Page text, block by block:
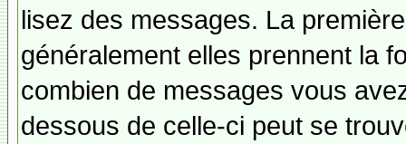
lisez des messages. La
généralement elles prennent la
combien de messages vous
dessous de celle-ci peut se